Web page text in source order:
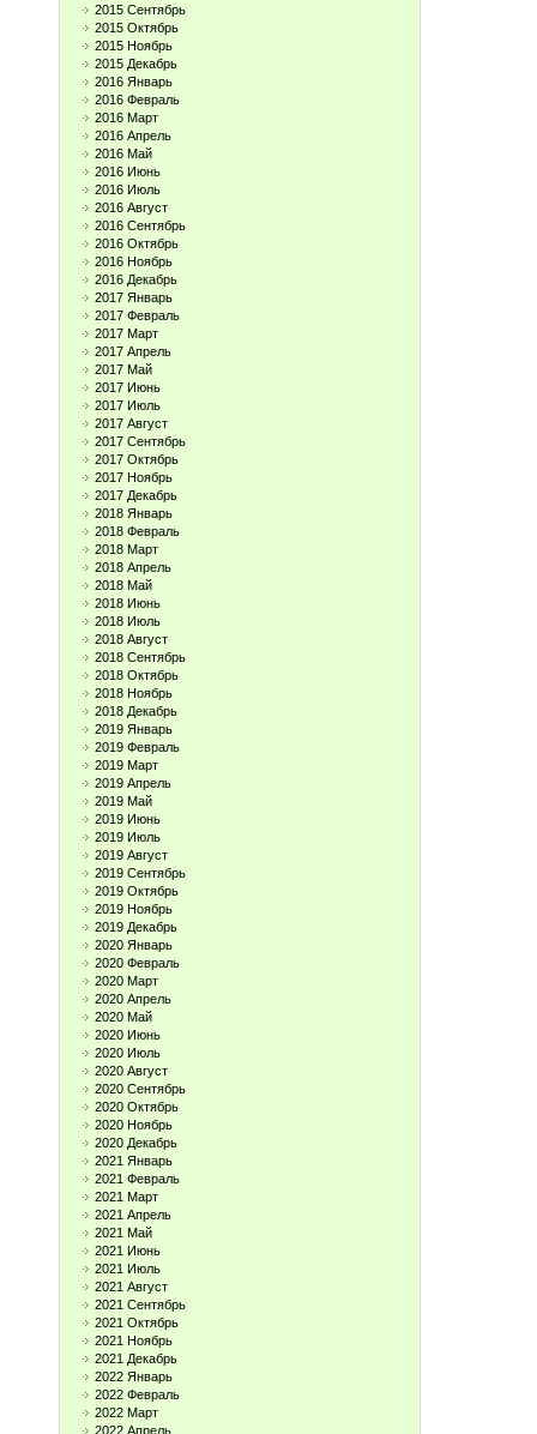
2015 Сентябрь
2015 Октябрь
2015 Ноябрь
2015 Декабрь
2016 Январь
2016 Февраль
2016 Март
2016 Апрель
2016 Май
2016 Июнь
2016 Июль
2016 Август
2016 Сентябрь
2016 Октябрь
2016 Ноябрь
2016 Декабрь
2017 Январь
2017 Февраль
2017 Март
2017 Апрель
2017 Май
2017 Июнь
2017 Июль
2017 Август
2017 Сентябрь
2017 Октябрь
2017 Ноябрь
2017 Декабрь
2018 Январь
2018 Февраль
2018 Март
2018 Апрель
2018 Май
2018 Июнь
2018 Июль
2018 Август
2018 Сентябрь
2018 Октябрь
2018 Ноябрь
2018 Декабрь
2019 Январь
2019 Февраль
2019 Март
2019 Апрель
2019 Май
2019 Июнь
2019 Июль
2019 Август
2019 Сентябрь
2019 Октябрь
2019 Ноябрь
2019 Декабрь
2020 Январь
2020 Февраль
2020 Март
2020 Апрель
2020 Май
2020 Июнь
2020 Июль
2020 Август
2020 Сентябрь
2020 Октябрь
2020 Ноябрь
2020 Декабрь
2021 Январь
2021 Февраль
2021 Март
2021 Апрель
2021 Май
2021 Июнь
2021 Июль
2021 Август
2021 Сентябрь
2021 Октябрь
2021 Ноябрь
2021 Декабрь
2022 Январь
2022 Февраль
2022 Март
2022 Апрель